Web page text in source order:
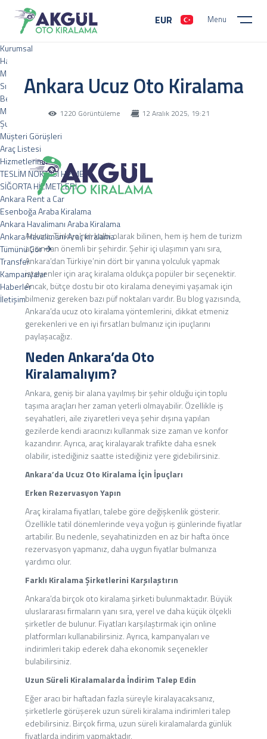
Menu
EUR
Kurumsal
Hakkımızda
Misyon Ve Vizyon
Sıkça Sorulan Sorular
Belgelerimiz
Marka Ortaklıklarımız
Şubelerimiz
Müşteri Görüşleri
Araç Listesi
Hizmetlerimiz
TESLİM NOKTASI HİZMETİ
SİĞORTA HİZMETLERİ
Ankara Rent a Car
Esenboğa Araba Kiralama
Ankara Havalimanı Araba Kiralama
Ankara Havalimanı Araç kiralama
Tümünü Gör
Transfer
Kampanyalar
Haberler
İletişim
Merkez : Gayret, İpek Sitesi, Bankacılar Cd 12/4, 06170 Yenimahalle/Ankara Şube
: Saray Osman gazi mah Ağrı CD 13/4 Vals kule protokol yolu üzeriPursaklar , Ankara
0 (312) 334 31 00 - 0555 050 24 67
Ankara Ucuz Oto Kiralama
1220 Görüntüleme 12 Aralık 2025, 19:21
Ankara, Türkiye’nin kalbi olarak bilinen, hem iş hem de turizm
açısından önemli bir şehirdir. Şehir içi ulaşımın yanı sıra,
Ankara’dan Türkiye’nin dört bir yanına yolculuk yapmak
isteyenler için araç kiralama oldukça popüler bir seçenektir.
Ancak, bütçe dostu bir oto kiralama deneyimi yaşamak için
bilmeniz gereken bazı püf noktaları vardır. Bu blog yazısında,
Ankara’da ucuz oto kiralama yöntemlerini, dikkat etmeniz
gerekenleri ve en iyi fırsatları bulmanız için ipuçlarını
paylaşacağız.
Neden Ankara’da Oto
Kiralamalıyım?
Ankara, geniş bir alana yayılmış bir şehir olduğu için toplu
taşıma araçları her zaman yeterli olmayabilir. Özellikle iş
seyahatleri, aile ziyaretleri veya şehir dışına yapılan
gezilerde kendi aracınızı kullanmak size zaman ve konfor
kazandırır. Ayrıca, araç kiralayarak trafikte daha esnek
olabilir, istediğiniz saatte istediğiniz yere gidebilirsiniz.
Ankara’da Ucuz Oto Kiralama İçin İpuçları
Erken Rezervasyon Yapın
Araç kiralama fiyatları, talebe göre değişkenlik gösterir.
Özellikle tatil dönemlerinde veya yoğun iş günlerinde fiyatlar
artabilir. Bu nedenle, seyahatinizden en az bir hafta önce
rezervasyon yapmanız, daha uygun fiyatlar bulmanıza
yardımcı olur.
Farklı Kiralama Şirketlerini Karşılaştırın
Ankara’da birçok oto kiralama şirketi bulunmaktadır. Büyük
uluslararası firmaların yanı sıra, yerel ve daha küçük ölçekli
şirketler de bulunur. Fiyatları karşılaştırmak için online
platformları kullanabilirsiniz. Ayrıca, kampanyaları ve
indirimleri takip ederek daha ekonomik seçenekler
bulabilirsiniz.
Uzun Süreli Kiralamalarda İndirim Talep Edin
Eğer aracı bir haftadan fazla süreyle kiralayacaksanız,
şirketlerle görüşerek uzun süreli kiralama indirimleri talep
edebilirsiniz. Birçok firma, uzun süreli kiralamalarda günlük
fiyatlarda indirim yapmaktadır.